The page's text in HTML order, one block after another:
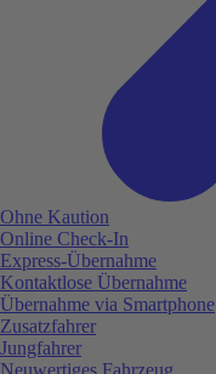
Ohne Kaution
Online Check-In
Express-Übernahme
Kontaktlose Übernahme
Übernahme via Smartphone
Zusatzfahrer
Jungfahrer
Neuwertiges Fahrzeug